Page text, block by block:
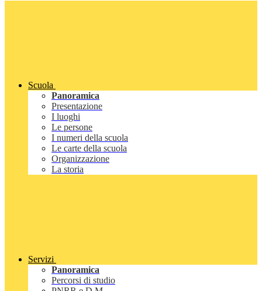
Scuola
Panoramica
Presentazione
I luoghi
Le persone
I numeri della scuola
Le carte della scuola
Organizzazione
La storia
Servizi
Panoramica
Percorsi di studio